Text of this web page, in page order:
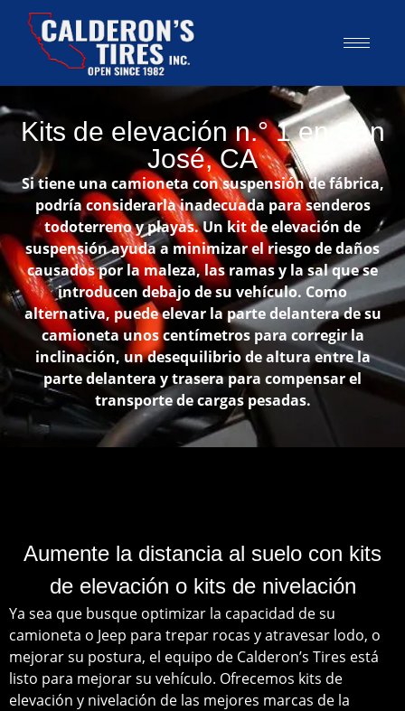
Kits de elevación n.° 1 en San
José, CA
Si tiene una camioneta con suspensión de fábrica,
podría considerarla inadecuada para senderos
todoterreno y playas. Un kit de elevación de
suspensión ayuda a minimizar el riesgo de daños
causados por la maleza, las ramas y la sal que se
introducen debajo de su vehículo. Como
alternativa, puede elevar la parte delantera de su
camioneta unos centímetros para corregir la
inclinación, un desequilibrio de altura entre la
parte delantera y trasera para compensar el
transporte de cargas pesadas.
Aumente la distancia al suelo con kits
de elevación o kits de nivelación
Ya sea que busque optimizar la capacidad de su
camioneta o Jeep para trepar rocas y atravesar lodo, o
mejorar su postura, el equipo de Calderon’s Tires está
listo para mejorar su vehículo. Ofrecemos kits de
elevación y nivelación de las mejores marcas de la